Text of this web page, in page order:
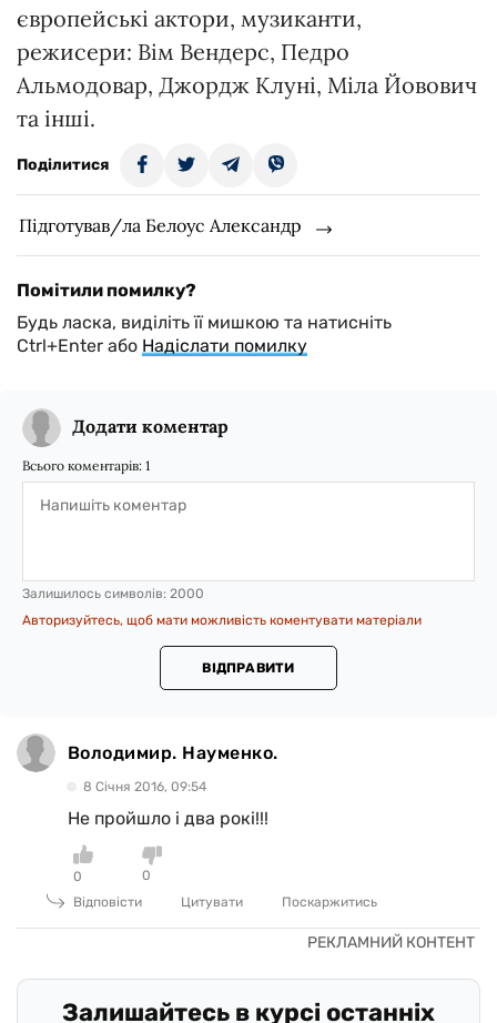
європейські актори, музиканти,
режисери: Вім Вендерс, Педро
Альмодовар, Джордж Клуні, Міла Йовович
та інші.
Поділитися
Підготував/ла Белоус Александр
Помітили помилку?
Будь ласка, виділіть її мишкою та натисніть
Ctrl+Enter або Надіслати помилку
Додати коментар
Всього коментарів: 1
Залишилось символів: 2000
Авторизуйтесь, щоб мати можливість коментувати матеріали
ВІДПРАВИТИ
Володимир. Науменко.
8 Сiчня 2016, 09:54
Не пройшло і два рокі!!!
0
0
Відповісти
Цитувати Поскаржитись
Залишайтесь в курсі останніх